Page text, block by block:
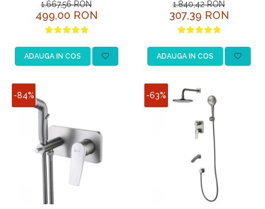
Lemark Bronx
LM3719BL Negru
Incastrata
1.667,56 RON
499,00 RON
ADAUGA IN COS
Lemark Bronx
LM3720BL Negru
Incastrata
1.840,42 RON
307,39 RON
ADAUGA IN COS
-84% -63%